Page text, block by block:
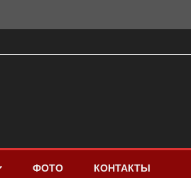
ФОТО КОНТАКТЫ